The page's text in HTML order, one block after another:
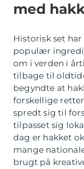
med
Historisk set
populær
om i verden i
tilbage til
begyndte at
forskellige
spredt sig til
tilpasset sig
dag er hakket
mange
brugt på